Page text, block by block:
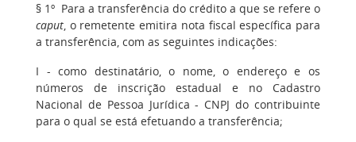
§ 1º Para a transferência do crédito a que se refere o
caput, o remetente emitira nota fiscal específica para
a transferência, com as seguintes indicações:
I - como destinatário, o nome, o endereço e os
números de inscrição estadual e no Cadastro
Nacional de Pessoa Jurídica - CNPJ do contribuinte
para o qual se está efetuando a transferência;